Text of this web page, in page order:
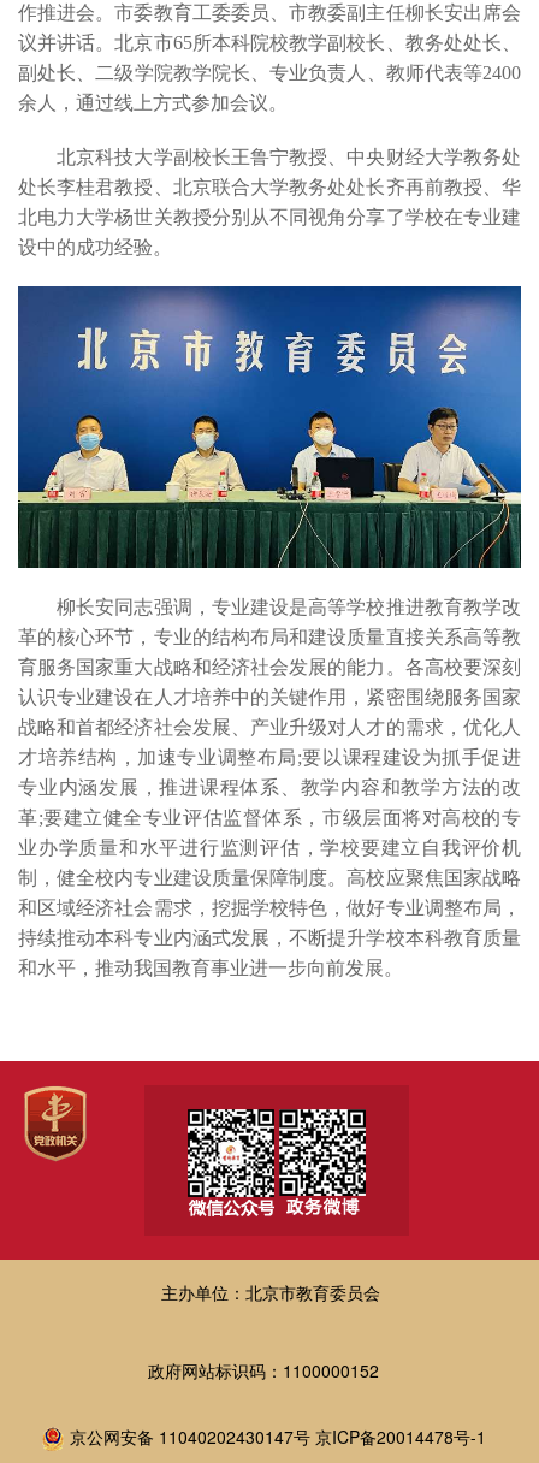
作推进会。市委教育工委委员、市教委副主任柳长安出席会
议并讲话。北京市65所本科院校教学副校长、教务处处长、
副处长、二级学院教学院长、专业负责人、教师代表等2400
余人，通过线上方式参加会议。
北京科技大学副校长王鲁宁教授、中央财经大学教务处
处长李桂君教授、北京联合大学教务处处长齐再前教授、华
北电力大学杨世关教授分别从不同视角分享了学校在专业建
设中的成功经验。
柳长安同志强调，专业建设是高等学校推进教育教学改
革的核心环节，专业的结构布局和建设质量直接关系高等教
育服务国家重大战略和经济社会发展的能力。各高校要深刻
认识专业建设在人才培养中的关键作用，紧密围绕服务国家
战略和首都经济社会发展、产业升级对人才的需求，优化人
才培养结构，加速专业调整布局;要以课程建设为抓手促进
专业内涵发展，推进课程体系、教学内容和教学方法的改
革;要建立健全专业评估监督体系，市级层面将对高校的专
业办学质量和水平进行监测评估，学校要建立自我评价机
制，健全校内专业建设质量保障制度。高校应聚焦国家战略
和区域经济社会需求，挖掘学校特色，做好专业调整布局，
持续推动本科专业内涵式发展，不断提升学校本科教育质量
和水平，推动我国教育事业进一步向前发展。
主办单位：北京市教育委员会
政府网站标识码：1100000152
京公网安备 11040202430147号 京ICP备20014478号-1